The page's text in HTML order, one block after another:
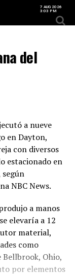
7 AUG 2026
3:03 PM
del
a nueve
en Dayton,
con diversos
estacionado en
NBC News.
a manos
elevaría a 12
material,
como
Ohio,
por elementos